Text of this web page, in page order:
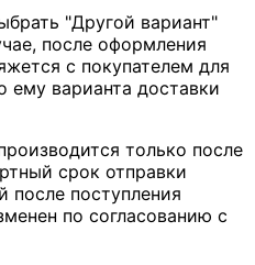
"Другой вариант"
после оформления
с покупателем для
ему варианта доставки
только после
срок отправки
после поступления
по согласованию с